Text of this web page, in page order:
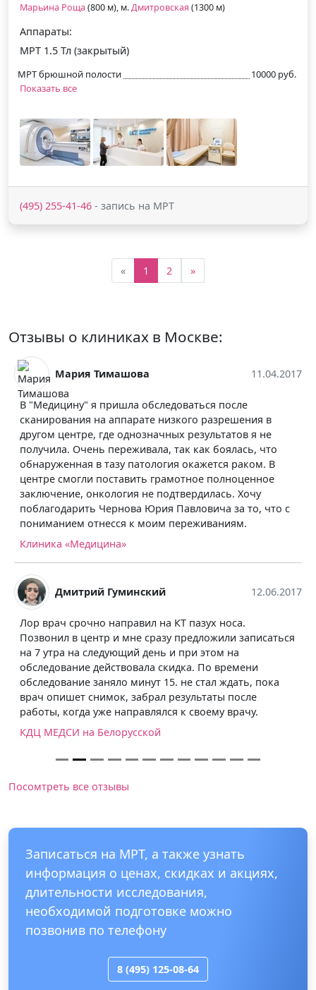
Марьина Роща (800 м), м.Дмитровская (1300 м)
Аппараты:
МРТ 1.5 Тл (закрытый)
МРТ брюшной полости
10000 руб.
Показать все
(495) 255-41-46 - запись на МРТ
« 1 2 »
Отзывы о клиниках в Москве:
Мария Тимашова 11.04.2017
В "Медицину" я пришла обследоваться после
сканирования на аппарате низкого разрешения в
другом центре, где однозначных результатов я не
получила. Очень переживала, так как боялась, что
обнаруженная в тазу патология окажется раком. В
центре смогли поставить грамотное полноценное
заключение, онкология не подтвердилась. Хочу
поблагодарить Чернова Юрия Павловича за то, что с
пониманием отнесся к моим переживаниям.
Клиника «Медицина»
Дмитрий Гуминский 12.06.2017
Лор врач срочно направил на КТ пазух носа.
Позвонил в центр и мне сразу предложили записаться
на 7 утра на следующий день и при этом на
обследование действовала скидка. По времени
обследование заняло минут 15. не стал ждать, пока
врач опишет снимок, забрал результаты после
работы, когда уже направлялся к своему врачу.
КДЦ МЕДСИ на Белорусской
Посомтреть все отзывы
Записаться на МРТ, а также узнать
информация о ценах, скидках и акциях,
длительности исследования,
необходимой подготовке можно
позвонив по телефону
8 (495) 125-08-64